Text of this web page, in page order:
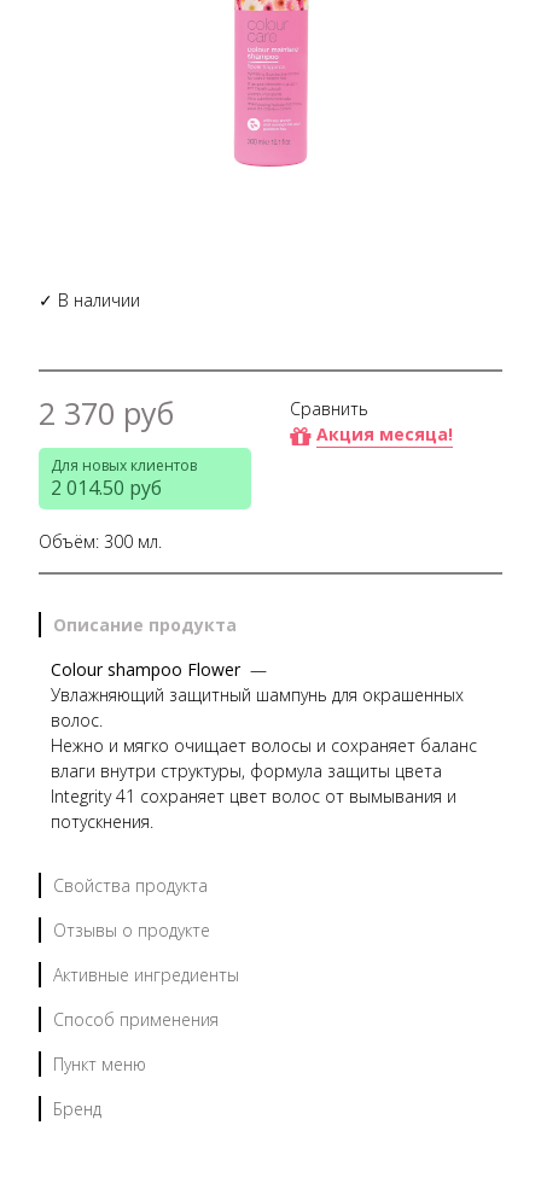
✓ В наличии
2 370 руб
Для новых клиентов
2 014.50 руб
Объём: 300 мл.
Сравнить
Акция месяца!
Описание продукта
Colour shampoo Flower —
Увлажняющий защитный шампунь для окрашенных
волос.
Нежно и мягко очищает волосы и сохраняет баланс
влаги внутри структуры, формула защиты цвета
Integrity41 сохраняет цвет волос от вымывания и
потускнения.
Свойства продукта
Отзывы о продукте
Активные ингредиенты
Способ применения
Пункт меню
Бренд